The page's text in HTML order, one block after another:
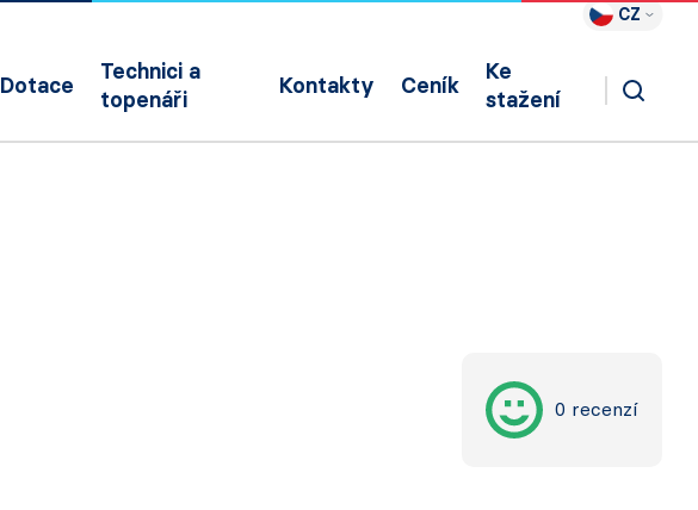
CZ
Dotace
Technici a
topenáři
Kontakty Ceník
Ke
stažení
0 recenzí